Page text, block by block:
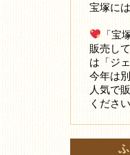
宝塚に
「宝
販売し
は「ジ
今年は
人気で
くださ